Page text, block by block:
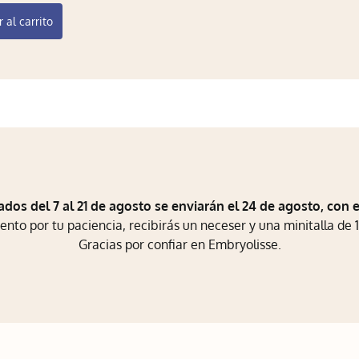
al carrito
del 7 al 21 de agosto se enviarán el 24 de agosto, con
por tu paciencia, recibirás un neceser y una minitalla de
Gracias por confiar en Embryolisse.